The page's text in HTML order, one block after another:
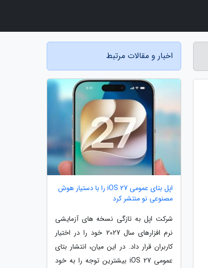
اخبار و مقالات مرتبط
اپل بتای عمومی iOS 27 را با دستیار هوش
مصنوعی نو منتشر کرد
شرکت اپل به تازگی نسخه های آزمایشی
نرم افزارهای سال 2027 خود را در اختیار
کاربران قرار داد. در این میان، انتشار بتای
عمومی iOS 27 بیشترین توجه را به خود